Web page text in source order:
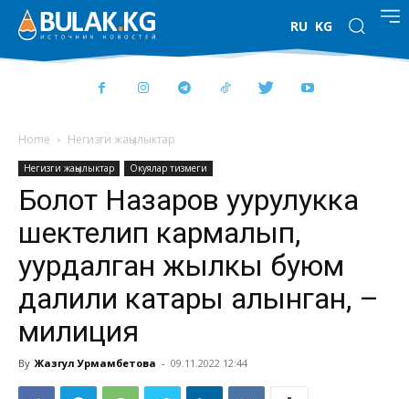
RU KG
Home Негизги жаңылыктар
Негизги жаңылыктар Окуялар тизмеги
Болот Назаров уурулукка
шектелип кармалып,
уурдалган жылкы буюм
далили катары алынган, –
милиция
By Жазгул Урмамбетова - 09.11.2022 12:44